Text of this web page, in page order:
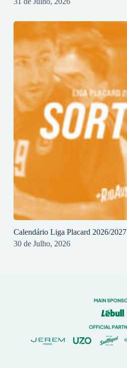
Calendário Liga Placard 2026/2027
30 de Julho, 2026